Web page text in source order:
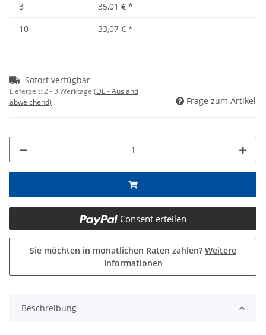
3
35,01 € *
10
33,07 € *
Sofort verfügbar
Lieferzeit:2 - 3 Werktage (DE - Ausland
abweichend)
Frage zum Artikel
Consent erteilen
Sie möchten in monatlichen Raten zahlen? Weitere
Informationen
Beschreibung